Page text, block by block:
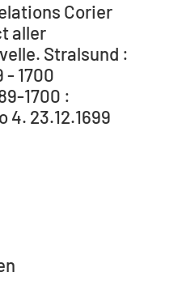
Corier
aller
Stralsund :
- 1700
1700 :
4. 23.12.1699